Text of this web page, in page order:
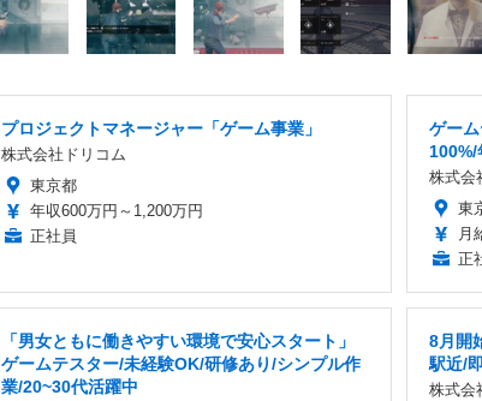
プロジェクトマネージャー「ゲーム事業」
株式会社ドリコム
東京都
年収600万円～1,200万円
正社員
ゲー
100%/
株式会
東
月
正
「男女ともに働きやすい環境で安心スタート」
ゲームテスター/未経験OK/研修あり/シンプル作
業/20~30代活躍中
8月開
駅近/
株式会